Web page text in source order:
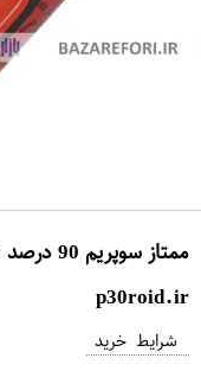
ممتاز سوپریم 90 درصد 250گرم تانیس
p30roid.ir
شرایط خرید